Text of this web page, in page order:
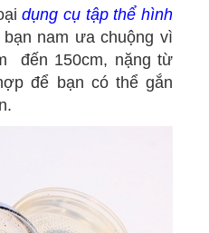
dụng cụ tập thể hình
nam ưa chuộng vì
đến 150cm, nặng từ
để bạn có thể gắn